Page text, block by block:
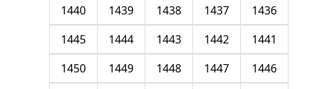
1436
1437
1438
1439
1440
1441
1442
1443
1444
1445
1446
1447
1448
1449
1450